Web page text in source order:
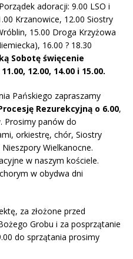
adoracji: 9.00 LSO i
Krzanowice, 12.00 Siostry
15.00 Droga Krzyżowa
16.00 ? 18.30
Sobotę święcenie
12.00, 14.00 i 15.00.
Pańskiego zapraszamy
Rezurekcyjną o 6.00,
Prosimy panów do
orkiestrę, chór, Siostry
Wielkanocne.
w naszym kościele.
w obydwa dni
za złożone przed
Grobu i za posprzątanie
do sprzątania prosimy